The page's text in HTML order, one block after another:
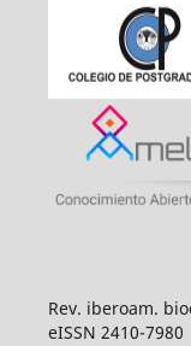
Rev. iberoam.
eISSN 2410-7980